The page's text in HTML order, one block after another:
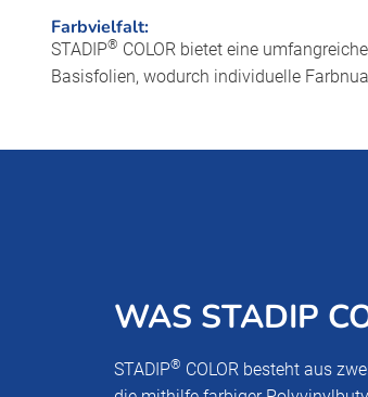
Farbvielfalt:
STADIP® COLOR bietet eine
Basisfolien, wodurch individuelle
WAS STADIP
STADIP® COLOR besteht aus